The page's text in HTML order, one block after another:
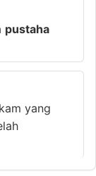
pustaha
yang